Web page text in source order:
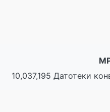
10,037,195 Датотеки